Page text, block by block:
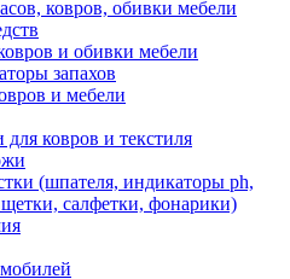
ковров, обивки мебели
и обивки мебели
запахов
и мебели
ковров и текстиля
(шпателя, индикаторы ph,
салфетки, фонарики)